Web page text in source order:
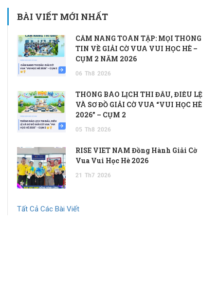
BÀI VIẾT MỚI NHẤT
CẨM NANG TOÀN TẬP: MỌI THÔNG
TIN VỀ GIẢI CỜ VUA VUI HỌC HÈ –
CỤM 2 NĂM 2026
06 Th8 2026
THÔNG BÁO LỊCH THI ĐẤU, ĐIỀU LỆ
VÀ SƠ ĐỒ GIẢI CỜ VUA “VUI HỌC HÈ
2026” – CỤM 2
05 Th8 2026
RISE VIET NAM Đồng Hành Giải Cờ
Vua Vui Học Hè 2026
21 Th7 2026
Tất Cả Các Bài Viết